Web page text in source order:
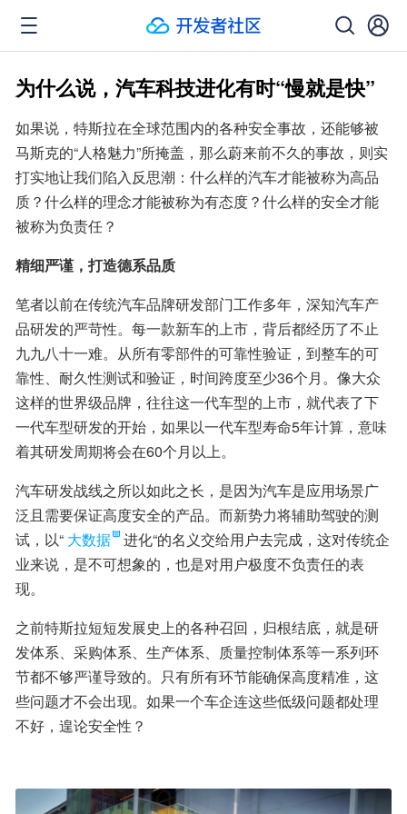
为什么说，汽车科技进化有时“慢就是快”
如果说，特斯拉在全球范围内的各种安全事故，还能够被
马斯克的“人格魅力”所掩盖，那么蔚来前不久的事故，则实
打实地让我们陷入反思潮：什么样的汽车才能被称为高品
质？什么样的理念才能被称为有态度？什么样的安全才能
被称为负责任？
精细严谨，打造德系品质
笔者以前在传统汽车品牌研发部门工作多年，深知汽车产
品研发的严苛性。每一款新车的上市，背后都经历了不止
九九八十一难。从所有零部件的可靠性验证，到整车的可
靠性、耐久性测试和验证，时间跨度至少36个月。像大众
这样的世界级品牌，往往这一代车型的上市，就代表了下
一代车型研发的开始，如果以一代车型寿命5年计算，意味
着其研发周期将会在60个月以上。
汽车研发战线之所以如此之长，是因为汽车是应用场景广
泛且需要保证高度安全的产品。而新势力将辅助驾驶的测
试，以“ 大数据
进化“的名义交给用户去完成，这对传统企
业来说，是不可想象的，也是对用户极度不负责任的表
现。
之前特斯拉短短发展史上的各种召回，归根结底，就是研
发体系、采购体系、生产体系、质量控制体系等一系列环
节都不够严谨导致的。只有所有环节能确保高度精准，这
些问题才不会出现。如果一个车企连这些低级问题都处理
不好，遑论安全性？